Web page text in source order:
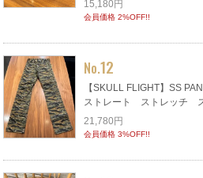
15,180円
会員価格 2%OFF!!
No.12
【SKULL FLIGHT】SS
ストレート ストレッチ
21,780円
会員価格 3%OFF!!